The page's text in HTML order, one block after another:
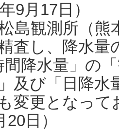
9月17日）
島観測所（熊
査し、降水
間降水量」の
及び「日降
変更となっ
20日）